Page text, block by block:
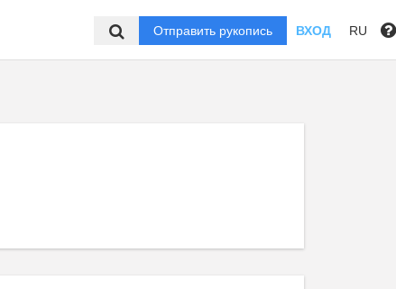
Отправить рукопись ВХОД RU